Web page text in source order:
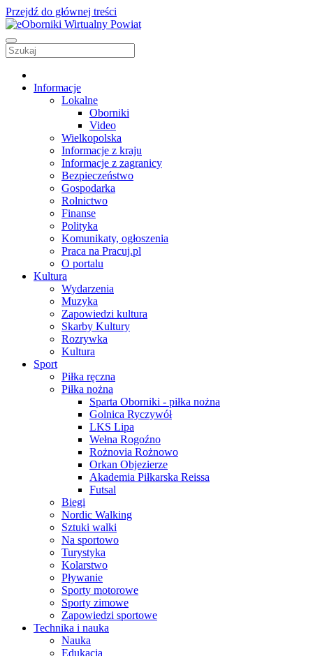
Przejdź do głównej treści
Informacje
Lokalne
Oborniki
Video
Wielkopolska
Informacje z kraju
Informacje z zagranicy
Bezpieczeństwo
Gospodarka
Rolnictwo
Finanse
Polityka
Komunikaty, ogłoszenia
Praca na Pracuj.pl
O portalu
Kultura
Wydarzenia
Muzyka
Zapowiedzi kultura
Skarby Kultury
Rozrywka
Kultura
Sport
Piłka ręczna
Piłka nożna
Sparta Oborniki - piłka nożna
Golnica Ryczywół
LKS Lipa
Wełna Rogoźno
Rożnovia Rożnowo
Orkan Objezierze
Akademia Piłkarska Reissa
Futsal
Biegi
Nordic Walking
Sztuki walki
Na sportowo
Turystyka
Kolarstwo
Pływanie
Sporty motorowe
Sporty zimowe
Zapowiedzi sportowe
Technika i nauka
Nauka
Edukacja